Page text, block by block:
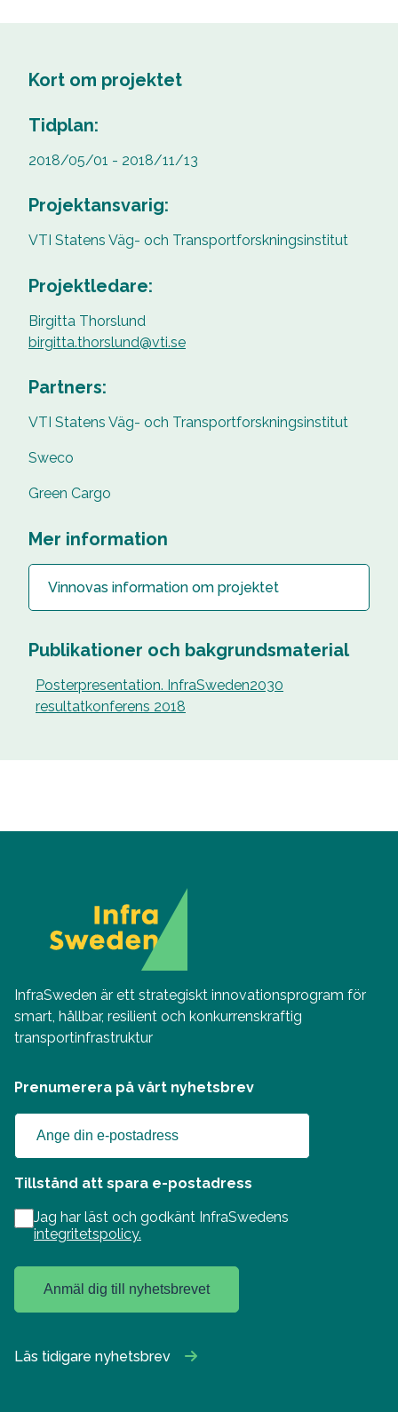
Kort om projektet
Tidplan:
2018/05/01 - 2018/11/13
Projektansvarig:
VTI Statens Väg- och Transportforskningsinstitut
Projektledare:
Birgitta Thorslund
birgitta.thorslund@vti.se
Partners:
VTI Statens Väg- och Transportforskningsinstitut
Sweco
Green Cargo
Mer information
Vinnovas information om projektet
Publikationer och bakgrundsmaterial
Posterpresentation. InfraSweden2030
resultatkonferens 2018
InfraSweden är ett strategiskt innovationsprogram för
smart, hållbar, resilient och konkurrenskraftig
transportinfrastruktur
Prenumerera på vårt nyhetsbrev
Tillstånd att spara e-postadress
Jag har läst och godkänt InfraSwedens
integritetspolicy.
Anmäl dig till nyhetsbrevet
Läs tidigare nyhetsbrev